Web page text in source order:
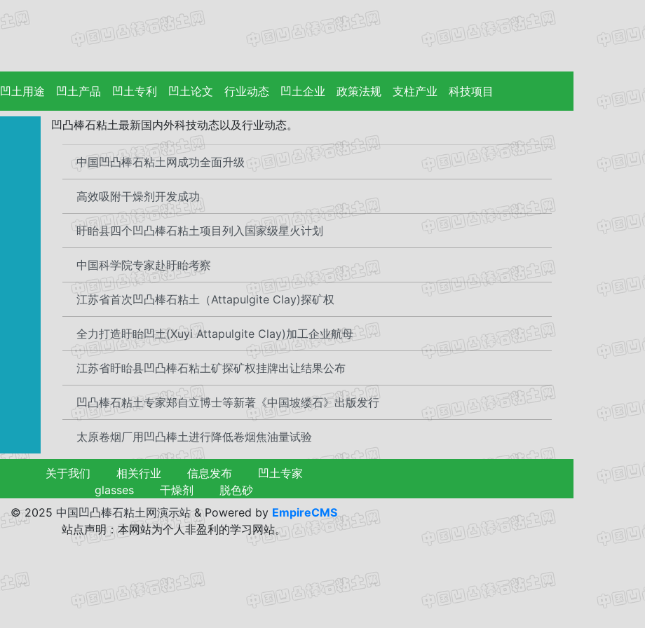
凹土用途 凹土产品 凹土专利 凹土论文 行业动态 凹土企业 政策法规 支柱产业 科技项目
凹凸棒石粘土最新国内外科技动态以及行业动态。
中国凹凸棒石粘土网成功全面升级
高效吸附干燥剂开发成功
盱眙县四个凹凸棒石粘土项目列入国家级星火计划
中国科学院专家赴盱眙考察
江苏省首次凹凸棒石粘土（Attapulgite Clay)探矿权
全力打造盱眙凹土(Xuyi Attapulgite Clay)加工企业航母
江苏省盱眙县凹凸棒石粘土矿探矿权挂牌出让结果公布
凹凸棒石粘土专家郑自立博士等新著《中国坡缕石》出版发行
太原卷烟厂用凹凸棒土进行降低卷烟焦油量试验
关于我们 相关行业 信息发布
凹土专家
glasses
干燥剂
脱色砂
© 2025 中国凹凸棒石粘土网演示站&Powered by EmpireCMS
站点声明：本网站为个人非盈利的学习网站。